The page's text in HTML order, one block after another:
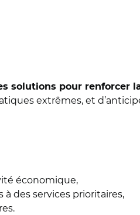
solutions pour renforcer
extrêmes, et
économique,
à des services prioritaires,